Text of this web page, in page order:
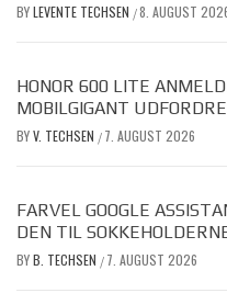
BYLEVENTE TECHSEN /8. AUGUST
HONOR 600 LITE
MOBILGIGANT
BYV. TECHSEN / 7. AUGUST 2026
FARVEL GOOGLE
DEN TIL
BYB. TECHSEN / 7. AUGUST 2026